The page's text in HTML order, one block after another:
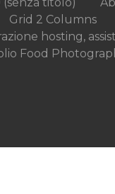
Grid 2 Columns
hosting,
Food